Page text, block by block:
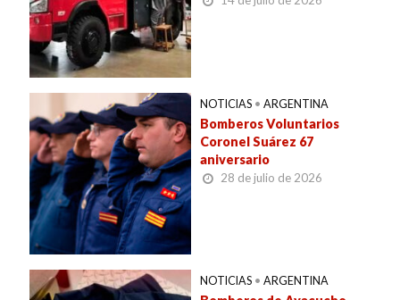
NOTICIAS • ARGENTINA
Bomberos Voluntarios
Coronel Suárez 67
aniversario
28 de julio de 2026
NOTICIAS • ARGENTINA